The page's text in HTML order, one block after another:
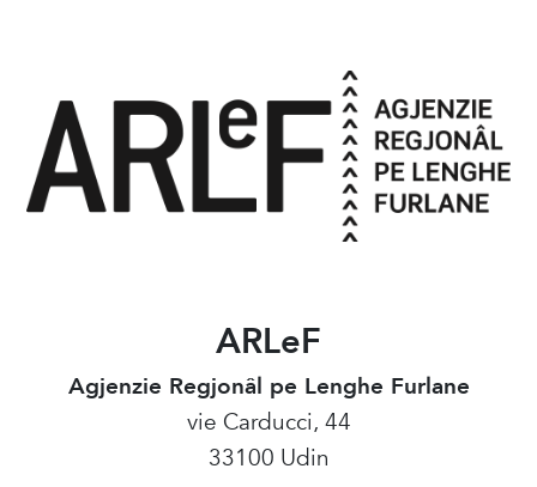
ARLeF
Agjenzie Regjonâl pe Lenghe Furlane
vie Carducci, 44
33100 Udin